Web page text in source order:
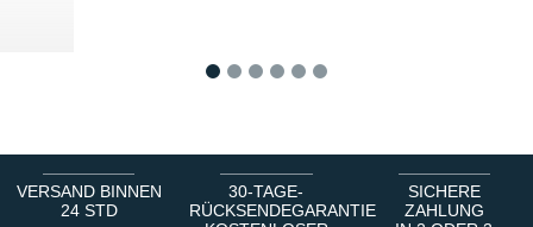
VERSAND BINNEN
24 STD
30-TAGE-
RÜCKSENDEGARANTIE
SICHERE
ZAHLUNG